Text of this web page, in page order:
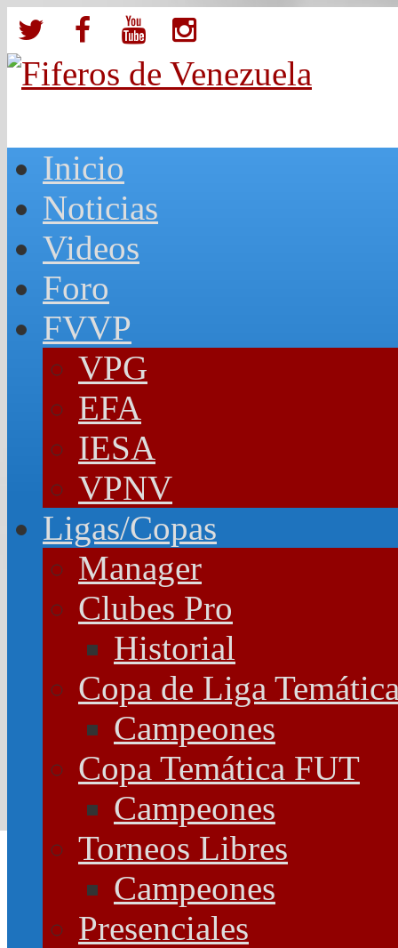
Inicio
Noticias
Videos
Foro
FVVP
VPG
EFA
IESA
VPNV
Ligas/Copas
Manager
Clubes Pro
Historial
Copa de Liga
Campeones
Copa Temática FUT
Campeones
Torneos Libres
Campeones
Presenciales